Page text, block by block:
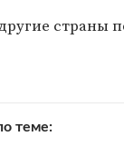
страны
теме